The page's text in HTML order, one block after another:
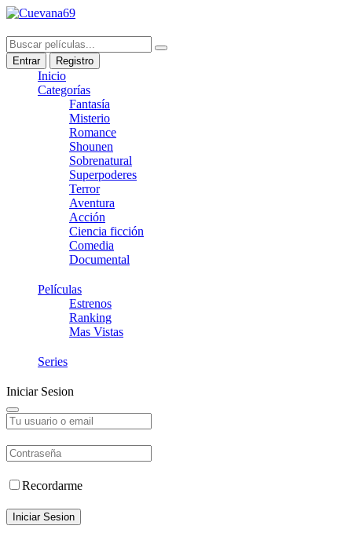
Entrar Registro
Inicio
Categorías
Fantasía
Misterio
Romance
Shounen
Sobrenatural
Superpoderes
Terror
Aventura
Acción
Ciencia ficción
Comedia
Documental
Películas
Estrenos
Ranking
Mas Vistas
Series
Iniciar Sesion
Recordarme
Iniciar Sesion